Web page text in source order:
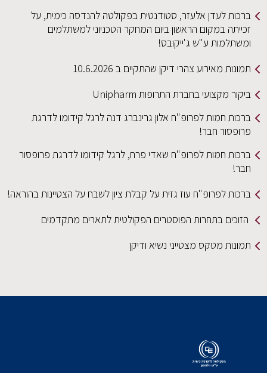
ברכות לעדן אלעזר, סטודנטית בפקולטה להנדסה כימית, על
זכייתה במקום הראשון ביום המחקר הטכניוני למשתלמים
ומשתלמות ע"ש ג'ייקובס!
תמונות מאירוע צהרי דיקן שהתקיים ב 10.6.2026
ביקור מקצועי בחברת התרופות Unipharm
ברכות חמות לפרופ"ח אלון גרינברג דנה לרגל קידומו לדרגת
פרופסור חבר!
ברכות חמות לפרופ"ח שאדי פרח, לרגל קידומו לדרגת פרופסור
חבר!
ברכות לפרופ"ח עוז גזית על קבלת ציון לשבח על הצטיינות בהוראה!
הזוכים בתחרות הפוסטרים הפקולטית לתארים מתקדמים
תמונות מטקס מצטייני נשיא ודיקן